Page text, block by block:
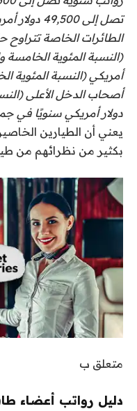
تصل إلى
أمريكي (النسبة
دولار أمريكي سنويًا في
يعني أن الطيارين
بكثير من نظرائهم من
متعلق ب
دليل رواتب أعضاء